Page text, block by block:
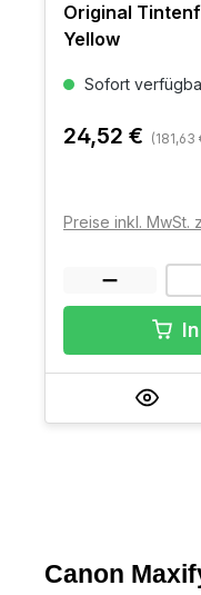
Original
Yellow
Sofort
24,52 € (181,63
Preise inkl. MwSt.
Canon